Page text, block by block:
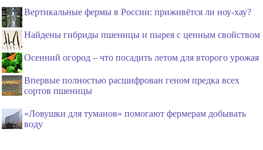
Вертикальные фермы в России: приживётся ли ноу-хау?
Найдены гибриды пшеницы и пырея с ценным свойством
Осенний огород – что посадить летом для второго урожая
Впервые полностью расшифрован геном предка всех
сортов пшеницы
«Ловушки для туманов» помогают фермерам добывать
воду